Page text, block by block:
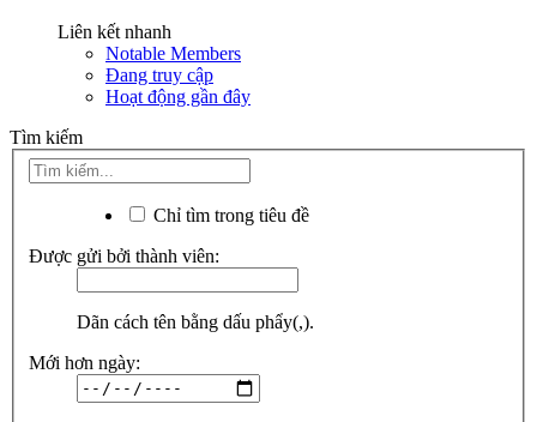
Liên kết nhanh
Notable Members
Đang truy cập
Hoạt động gần đây
Tìm kiếm
Chỉ tìm trong tiêu đề
Được gửi bởi thành viên:
Dãn cách tên bằng dấu phẩy(,).
Mới hơn ngày: